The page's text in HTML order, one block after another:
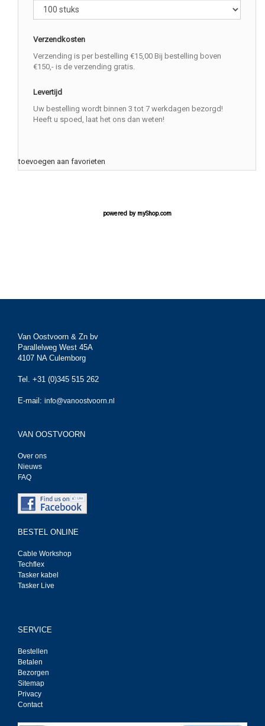
Verzendkosten
Verzending is per bestelling €15,00 Bij bestelling boven
€150,- is de verzending gratis.
Levertijd
Uw bestelling wordt binnen 3 tot 7 werkdagen bezorgd!
Heeft u spoed, laat het ons dan weten!
toevoegen aan favorieten
powered by myShop.com
Van Oostvoorn & Zn bv
Parallelweg West 45A
4107 NA Culemborg
Tel. +31 (0)345 515 262
E-mail: info@vanoostvoorn.nl
VAN OOSTVOORN
Over ons
Nieuws
FAQ
BESTEL ONLINE
Cable Workshop
Techflex
Tasker kabel
Tasker Live
SERVICE
Bestellen
Betalen
Bezorgen
Sitemap
Privacy
Contact